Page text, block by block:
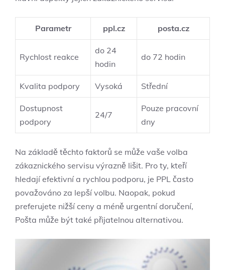
Parametr ppl.cz posta.cz
Rychlost reakce
do 24
hodin
do 72 hodin
Kvalita podpory Vysoká Střední
Dostupnost
podpory
24/7
Pouze pracovní
dny
Na základě těchto faktorů se může vaše volba
zákaznického servisu výrazně lišit. Pro ty, kteří
hledají efektivní a rychlou podporu, je PPL často
považováno za lepší volbu. Naopak, pokud
preferujete nižší ceny a méně urgentní doručení,
Pošta může být také přijatelnou alternativou.